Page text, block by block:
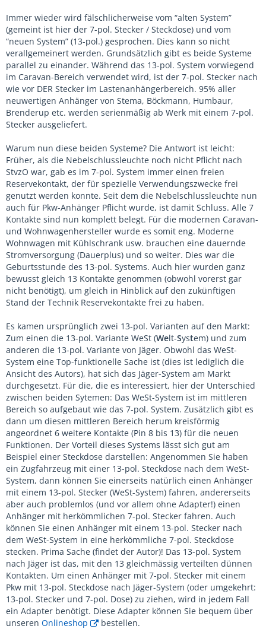
Immer wieder wird fälschlicherweise vom “alten System”
(gemeint ist hier der 7-pol. Stecker / Steckdose) und vom
“neuen System” (13-pol.) gesprochen. Dies kann so nicht
verallgemeinert werden. Grundsätzlich gibt es beide Systeme
parallel zu einander. Während das 13-pol. System vorwiegend
im Caravan-Bereich verwendet wird, ist der 7-pol. Stecker nach
wie vor DER Stecker im Lastenanhängerbereich. 95% aller
neuwertigen Anhänger von Stema, Böckmann, Humbaur,
Brenderup etc. werden serienmäßig ab Werk mit einem 7-pol.
Stecker ausgeliefert.
Warum nun diese beiden Systeme? Die Antwort ist leicht:
Früher, als die Nebelschlussleuchte noch nicht Pflicht nach
StvzO war, gab es im 7-pol. System immer einen freien
Reservekontakt, der für spezielle Verwendungszwecke frei
genutzt werden konnte. Seit dem die Nebelschlussleuchte nun
auch für Pkw-Anhänger Pflicht wurde, ist damit Schluss. Alle 7
Kontakte sind nun komplett belegt. Für die modernen Caravan-
und Wohnwagenhersteller wurde es somit eng. Moderne
Wohnwagen mit Kühlschrank usw. brauchen eine dauernde
Stromversorgung (Dauerplus) und so weiter. Dies war die
Geburtsstunde des 13-pol. Systems. Auch hier wurden ganz
bewusst gleich 13 Kontakte genommen (obwohl vorerst gar
nicht benötigt), um gleich in Hinblick auf den zukünftigen
Stand der Technik Reservekontakte frei zu haben.
Es kamen ursprünglich zwei 13-pol. Varianten auf den Markt:
Zum einen die 13-pol. Variante WeSt (Welt-System) und zum
anderen die 13-pol. Variante von Jäger. Obwohl das WeSt-
System eine Top-funktionelle Sache ist (dies ist lediglich die
Ansicht des Autors), hat sich das Jäger-System am Markt
durchgesetzt. Für die, die es interessiert, hier der Unterschied
zwischen beiden Sytemen: Das WeSt-System ist im mittleren
Bereich so aufgebaut wie das 7-pol. System. Zusätzlich gibt es
dann um diesen mittleren Bereich herum kreisförmig
angeordnet 6 weitere Kontakte (Pin 8 bis 13) für die neuen
Funktionen. Der Vorteil dieses Systems lässt sich gut am
Beispiel einer Steckdose darstellen: Angenommen Sie haben
ein Zugfahrzeug mit einer 13-pol. Steckdose nach dem WeSt-
System, dann können Sie einerseits natürlich einen Anhänger
mit einem 13-pol. Stecker (WeSt-System) fahren, andererseits
aber auch problemlos (und vor allem ohne Adapter!) einen
Anhänger mit herkömmlichen 7-pol. Stecker fahren. Auch
können Sie einen Anhänger mit einem 13-pol. Stecker nach
dem WeSt-System in eine herkömmliche 7-pol. Steckdose
stecken. Prima Sache (findet der Autor)! Das 13-pol. System
nach Jäger ist das, mit den 13 gleichmässig verteilten dünnen
Kontakten. Um einen Anhänger mit 7-pol. Stecker mit einem
Pkw mit 13-pol. Steckdose nach Jäger-System (oder umgekehrt:
13-pol. Stecker und 7-pol. Dose) zu ziehen, wird in jedem Fall
ein Adapter benötigt. Diese Adapter können Sie bequem über
unseren Onlineshop bestellen.